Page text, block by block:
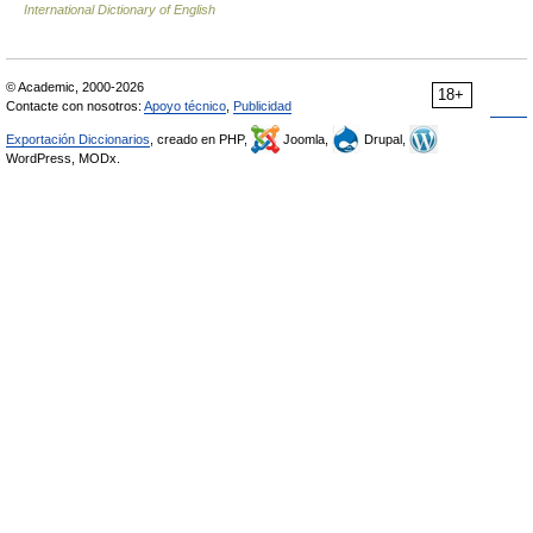
International Dictionary of English
18+
© Academic, 2000-2026
Contacte con nosotros: Apoyo técnico Publicidad
Exportación Diccionarios , creado en PHP, Joomla,
Drupal,
WordPress, MODx.